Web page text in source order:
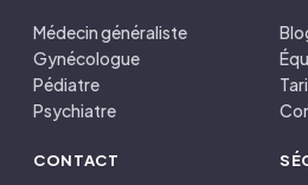
Médecin généraliste
Gynécologue
Pédiatre
Psychiatre
CONTACT